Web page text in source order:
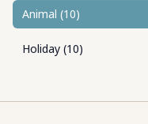
Animal (10)
Holiday (10)